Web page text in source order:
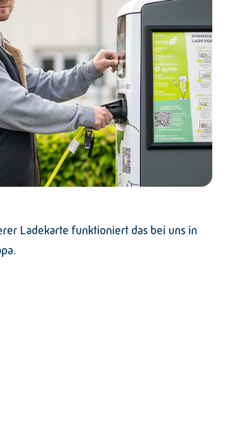
Ladekarte funktioniert das bei uns in